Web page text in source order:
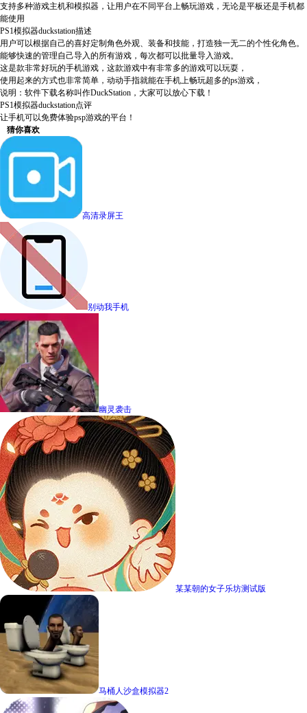
支持多种游戏主机和模拟器，让用户在不同平台上畅玩游戏，无论是平板还是手机都
能使用
PS1模拟器duckstation描述
用户可以根据自己的喜好定制角色外观、装备和技能，打造独一无二的个性化角色。
能够快速的管理自己导入的所有游戏，每次都可以批量导入游戏。
这是款非常好玩的手机游戏，这款游戏中有非常多的游戏可以玩耍，
使用起来的方式也非常简单，动动手指就能在手机上畅玩超多的ps游戏，
说明：软件下载名称叫作DuckStation，大家可以放心下载！
PS1模拟器duckstation点评
让手机可以免费体验psp游戏的平台！
猜你喜欢
高清录屏王
别动我手机
幽灵袭击
某某朝的女子乐坊测试版
马桶人沙盒模拟器2